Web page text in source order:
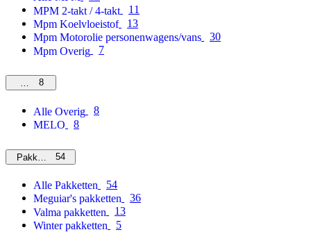
MPM 2-takt / 4-takt
11
Mpm Koelvloeistof
13
Mpm Motorolie personenwagens/vans
30
Mpm Overig
7
Overig
8
Alle Overig
8
MELO
8
Pakketten54
Alle Pakketten
54
Meguiar's pakketten
36
Valma pakketten
13
Winter pakketten
5